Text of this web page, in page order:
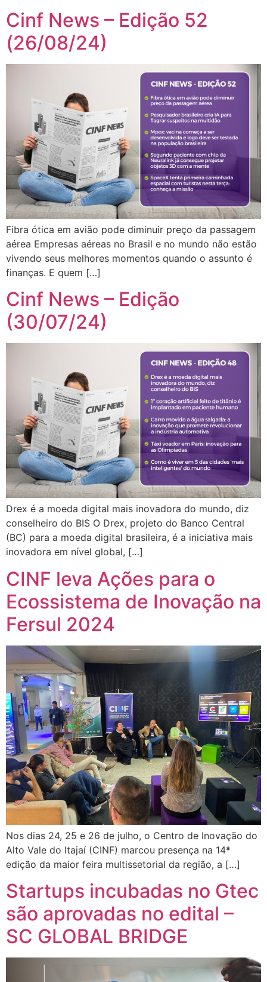
Cinf News – Edição 52
(26/08/24)
Fibra ótica em avião pode diminuir preço da passagem
aérea Empresas aéreas no Brasil e no mundo não estão
vivendo seus melhores momentos quando o assunto é
finanças. E quem […]
Cinf News – Edição
(30/07/24)
Drex é a moeda digital mais inovadora do mundo, diz
conselheiro do BIS O Drex, projeto do Banco Central
(BC) para a moeda digital brasileira, é a iniciativa mais
inovadora em nível global, […]
CINF leva Ações para o
Ecossistema de Inovação na
Fersul 2024
Nos dias 24, 25 e 26 de julho, o Centro de Inovação do
Alto Vale do Itajaí (CINF) marcou presença na 14ª
edição da maior feira multissetorial da região, a […]
Startups incubadas no Gtec
são aprovadas no edital –
SC GLOBAL BRIDGE